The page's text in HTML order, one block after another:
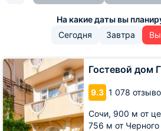
Сегодня Завтра
Гостевой дом
9.3 1 078
Сочи, 900 м от
756 м от
Гостевой
дом
Грейс
Наири